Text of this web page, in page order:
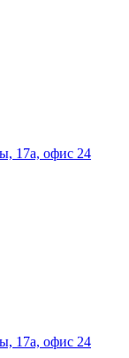
17а, офис 24
17а, офис 24